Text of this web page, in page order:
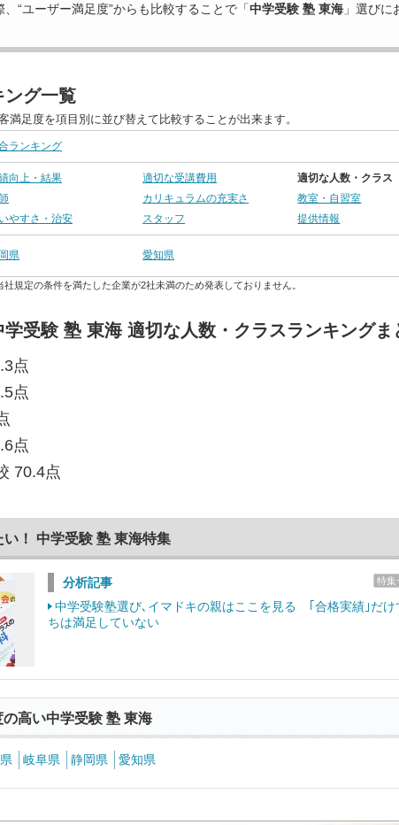
“ユーザー満足度”からも比較することで「中学受験 塾 東海 」選びに
ング一覧
満足度を項目別に並び替えて比較することが出来ます。
ランキング
向上・結果 適切な受講費用
適切な人数・クラス
カリキュラムの充実さ
教室・自習室
やすさ・治安
スタッフ 提供情報
県 愛知県
規定の条件を満たした企業が2社未満のため発表しておりません。
学受験 塾 東海 適切な人数・クラスランキングま
点
点
点
70.4点
！ 中学受験 塾 東海特集
特集
分析記事
中学受験塾選び､イマドキの親はここを見る ｢合格実績｣だけ
ちは満足していない
高い中学受験 塾 東海
岐阜県 静岡県 愛知県